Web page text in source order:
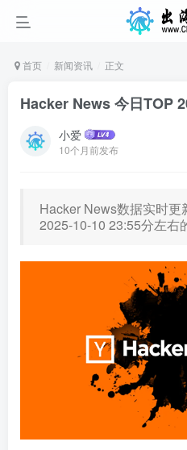
首页 新闻资讯 正文
Hacker News 今日TOP
小爱
10个月前发布
Hacker News数据实时
2025-10-10 23:55分左右